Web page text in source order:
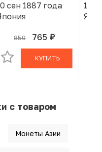
сен 1887 года
850 765 руб.
В КОРЗИНЕ
КУПИТЬ
10
с товаром
Монеты Азии